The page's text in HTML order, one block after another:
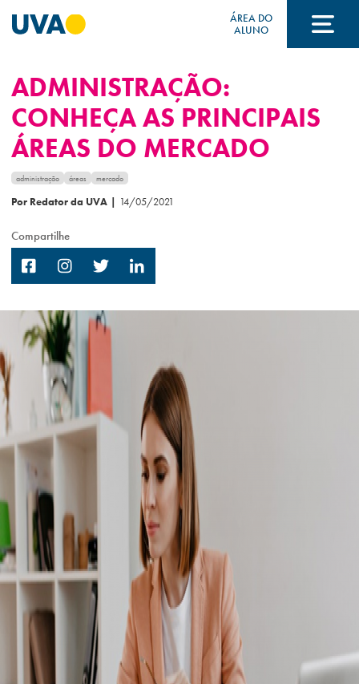
ÁREA DO
ALUNO
A UVA
CURSOS
FORMAS DE INGRESSO
FINANCIAMENTO E BOLSAS
Acontece na UVA
Campi/Unidades
Atendimento (21) 2574 8888
Conclua sua Matrícula
INSCREVA-SE SOLICITE INFORMAÇÕES
ÁREA DO ALUNO
ADMINISTRAÇÃO:
CONHEÇA AS PRINCIPAIS
ÁREAS DO MERCADO
administração áreas mercado
Por Redator da UVA | 14/05/2021
Compartilhe